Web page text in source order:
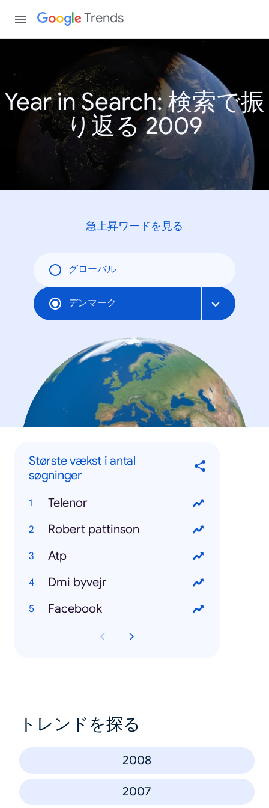
Trends
Year in Search: 検索で振
り返る 2009
急上昇ワードを見る
グローバル
デンマーク
Største vækst i antal
søgninger
Telenor
Robert pattinson
Atp
Dmi byvejr
Facebook
トレンドを探る
2008
2007